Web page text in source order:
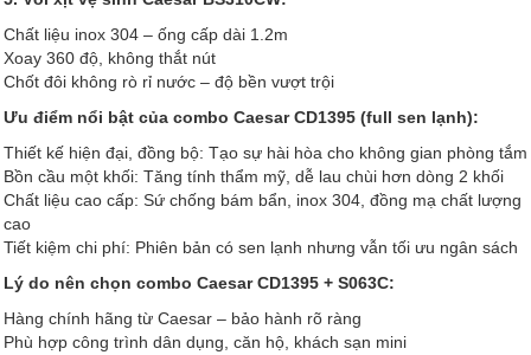
Chất liệu inox 304 – ống cấp dài 1.2m
Xoay 360 độ, không thắt nút
Chốt đôi không rò rỉ nước – độ bền vượt trội
Ưu điểm nổi bật của combo Caesar CD1395 (full sen lạnh):
Thiết kế hiện đại, đồng bộ: Tạo sự hài hòa cho không gian phòng tắm
Bồn cầu một khối: Tăng tính thẩm mỹ, dễ lau chùi hơn dòng 2 khối
Chất liệu cao cấp: Sứ chống bám bẩn, inox 304, đồng mạ chất lượng
cao
Tiết kiệm chi phí: Phiên bản có sen lạnh nhưng vẫn tối ưu ngân sách
Lý do nên chọn combo Caesar CD1395 + S063C:
Hàng chính hãng từ Caesar – bảo hành rõ ràng
Phù hợp công trình dân dụng, căn hộ, khách sạn mini